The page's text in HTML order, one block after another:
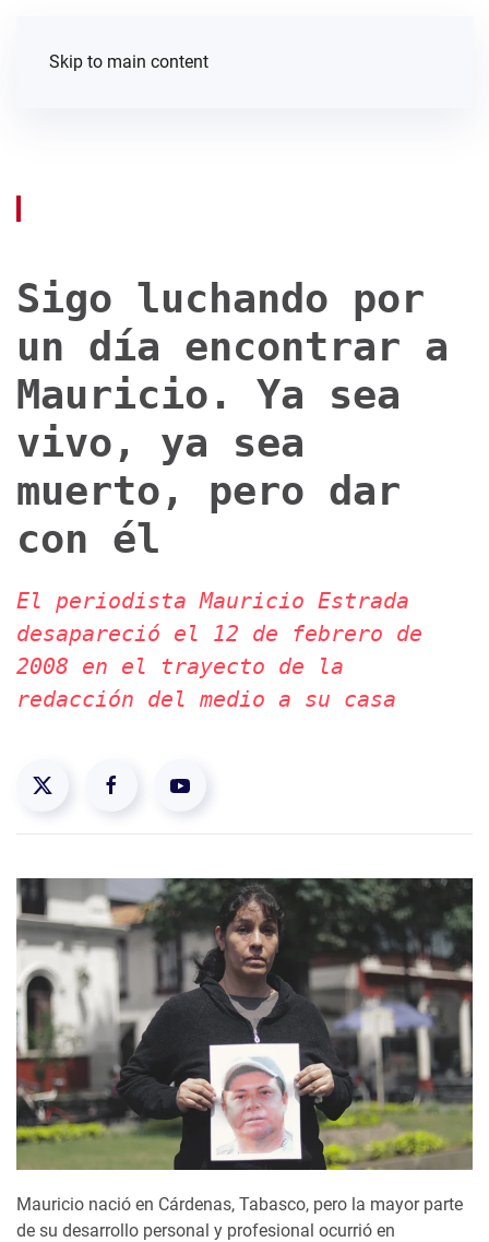
Skip to main content
Sigo luchando por
un día encontrar a
Mauricio. Ya sea
vivo, ya sea
muerto, pero dar
con él
El periodista Mauricio Estrada
desapareció el 12 de febrero de
2008 en el trayecto de la
redacción del medio a su casa
Mauricio nació en Cárdenas, Tabasco, pero la mayor parte
de su desarrollo personal y profesional ocurrió en